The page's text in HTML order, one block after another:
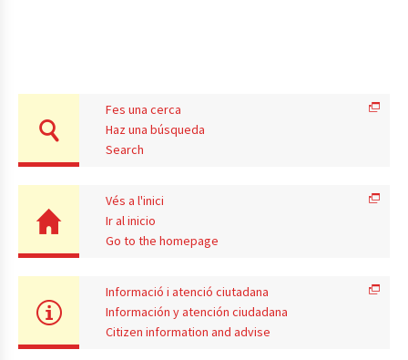
Fes una cerca
Haz una búsqueda
Search
Vés a l'inici
Ir al inicio
Go to the homepage
Informació i atenció ciutadana
Información y atención ciudadana
Citizen information and advise